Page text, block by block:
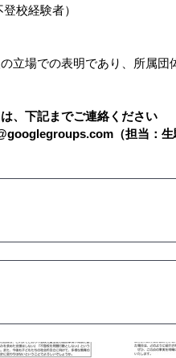
校経験者）
立場での表明であり、所属団
、下記までご連絡ください
（担当：